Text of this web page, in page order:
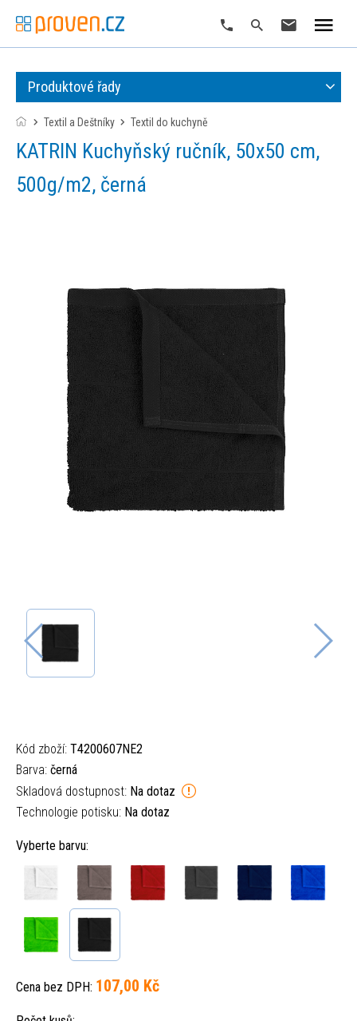
Produktové řady
Textil a Deštníky textil do kuchyně
KATRIN Kuchyňský ručník, 50x50 cm,
500g/m2, černá
Kód zboží: T4200607NE2
Barva: černá
Skladová dostupnost: Na dotaz
Technologie potisku: Na dotaz
Vyberte barvu:
Cena bez DPH: 107,00 Kč